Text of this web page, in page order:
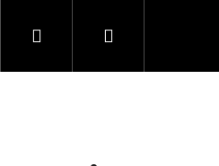
KontaktyPřihlášeníNákupní